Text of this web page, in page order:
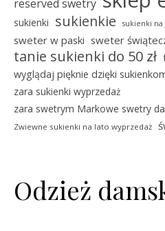
reserved swetry
sukienki sukienkie sukienki na
sweter w paski sweter
tanie sukienki do 50 zł
wyglądaj pięknie dzięki
zara sukienki wyprzedaż
zara swetrym Markowe swetry
Zwiewne sukienki na lato wyprzedaż
Odzież